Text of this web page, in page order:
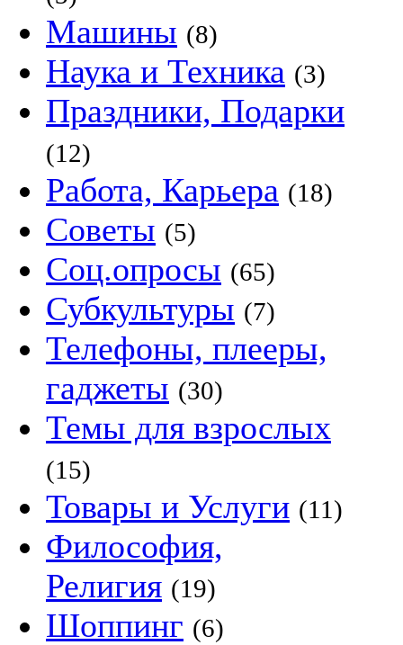
Машины (8)
Наука и Техника (3)
Праздники, Подарки
(12)
Работа, Карьера (18)
Советы (5)
Соц.опросы (65)
Субкультуры (7)
Телефоны, плееры,
гаджеты (30)
Темы для взрослых
(15)
Товары и Услуги (11)
Философия,
Религия (19)
Шоппинг (6)